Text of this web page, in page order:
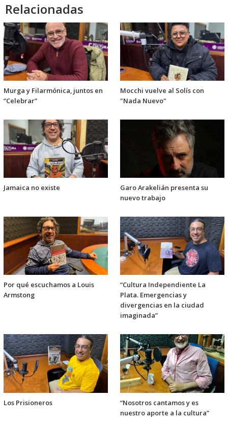
Relacionadas
Murga y Filarmónica, juntos en
“Celebrar”
Mocchi vuelve al Solís con
"Nada Nuevo"
Jamaica no existe
Garo Arakelián presenta su
nuevo trabajo
Por qué escuchamos a Louis
Armstong
“Cultura Independiente La
Plata. Emergencias y
divergencias en la ciudad
imaginada”
Los Prisioneros
“Nosotros cantamos y es
nuestro aporte a la cultura”